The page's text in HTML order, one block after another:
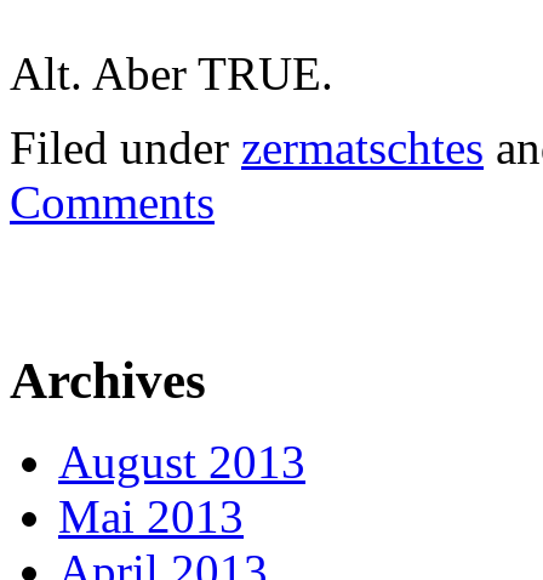
Alt. Aber TRUE.
Filed under zermatschtes
Comments
Archives
August 2013
Mai 2013